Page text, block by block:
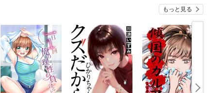
もっと見る